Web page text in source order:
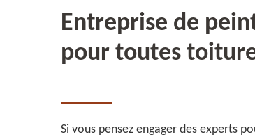
Entreprise de
pour toutes
Si vous pensez engager des experts